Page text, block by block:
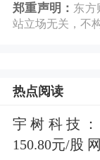
（数据来
续，从债
周一直保
开低走，
郑重声明： 东方
站立场无关，不
热点阅读
宇树科技
150.80元/股